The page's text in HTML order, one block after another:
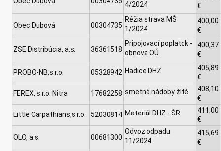
4/2024
€
Obec Dubová 00304735
Réžia strava MŠ
1/2024
400,00
€
ZSE Distribúcia, a.s. 36361518
Pripojovací poplatok -
obnova OÚ
400,37
€
PROBO-NB,s.r.o. 05328942 Hadice DHZ
405,89
€
FEREX, s.r.o. Nitra 17682258 smetné nádoby žlté
408,10
€
Little Carpathians,s.r.o. 52030814 Materiál DHZ - ŠR
411,00
€
OLO, a.s. 00681300
Odvoz odpadu
11/2024
415,69
€